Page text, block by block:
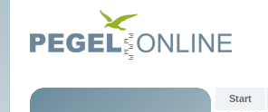
Start